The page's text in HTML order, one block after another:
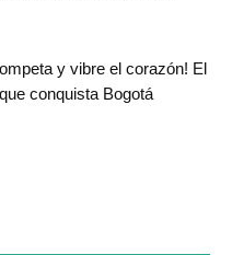
y vibre el corazón! El
conquista Bogotá